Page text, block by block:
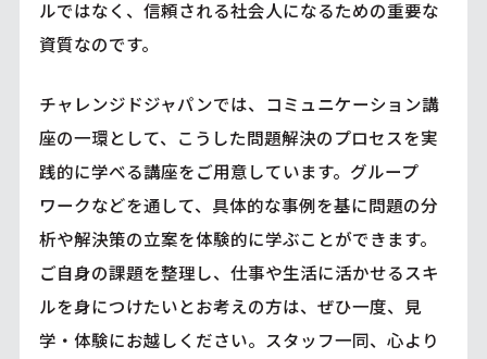
ルではなく、信頼される社会人になるための重要な
資質なのです。
チャレンジドジャパンでは、コミュニケーション講
座の一環として、こうした問題解決のプロセスを実
践的に学べる講座をご用意しています。グループ
ワークなどを通して、具体的な事例を基に問題の分
析や解決策の立案を体験的に学ぶことができます。
ご自身の課題を整理し、仕事や生活に活かせるスキ
ルを身につけたいとお考えの方は、ぜひ一度、見
学・体験にお越しください。スタッフ一同、心より